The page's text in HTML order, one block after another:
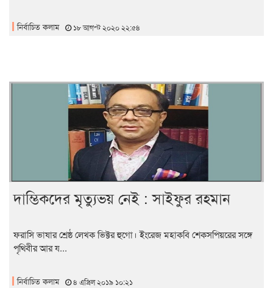
নির্বাচিত কলাম ১৮ আগস্ট ২০২০ ২২:৫৪
দাম্ভিকদের মৃত্যুভয় নেই : সাইফুর রহমান
ফরাসি ভাষার শ্রেষ্ঠ লেখক ভিক্টর হুগো। ইংরেজ মহাকবি শেকসপিয়রের সঙ্গে
পৃথিবীর আর য...
নির্বাচিত কলাম ৪ এপ্রিল ২০১৯ ১০:২১